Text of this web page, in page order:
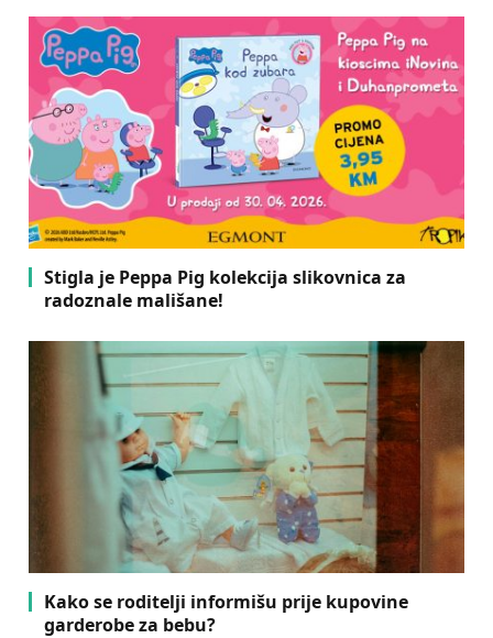
Stigla je Peppa Pig kolekcija slikovnica za
radoznale mališane!
Kako se roditelji informišu prije kupovine
garderobe za bebu?